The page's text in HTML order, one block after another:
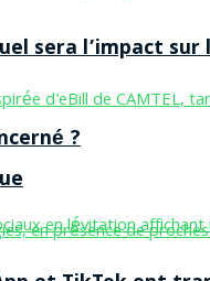
?
sera l’impact sur